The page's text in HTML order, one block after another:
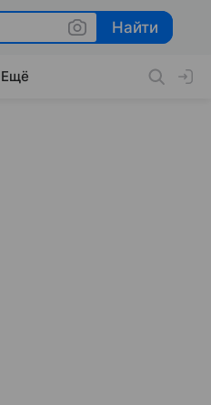
Найти
Найти
Ещё